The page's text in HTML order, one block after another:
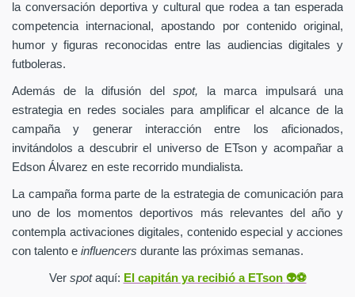
la conversación deportiva y cultural que rodea a tan esperada
competencia internacional, apostando por contenido original,
humor y figuras reconocidas entre las audiencias digitales y
futboleras.
Además de la difusión delspot,
la marca impulsará una
estrategia en redes sociales para amplificar el alcance de la
campaña y generar interacción entre los aficionados,
invitándolos a descubrir el universo de ETson y acompañar a
Edson Álvarez en este recorrido mundialista.
La campaña forma parte de la estrategia de comunicación para
uno de los momentos deportivos más relevantes del año y
contempla activaciones digitales, contenido especial y acciones
con talento e influencers durante las próximas semanas.
Ver spotaquí: El capitán ya recibió a ETson 👽⚽️